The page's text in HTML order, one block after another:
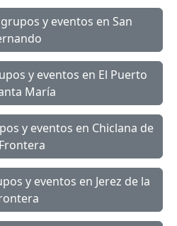
y eventos en San
y eventos en El Puerto
María
y eventos en Chiclana de
y eventos en Jerez de la